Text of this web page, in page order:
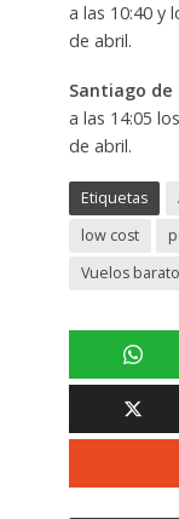
a las 10:40 y
de abril.
Santiago de
a las 14:05
de abril.
Etiquetas
low cost
Vuelos